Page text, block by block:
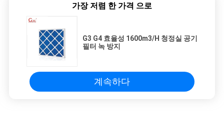
가장 저렴 한 가격 으로
G3 G4 효율성 1600m3/H 청정실 공기
필터 녹 방지
계속하다